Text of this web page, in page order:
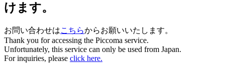
けます。
お問い合わせはこちらからお願いいたします。
Thank you for accessing the Piccoma service.
Unfortunately, this service can only be used from Japan.
For inquiries, please click here.